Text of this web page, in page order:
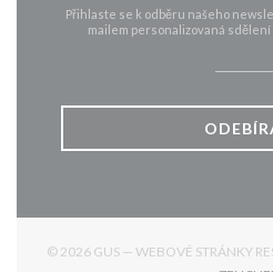
Přihlaste se k odběru našeho
mailem personalizovaná
© 2026 GUS — WEBOVÉ STRÁNKY